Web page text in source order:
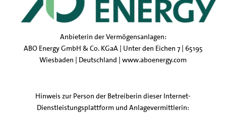
Anbieterin der Vermögensanlagen:
ABO Energy GmbH & Co. KGaA | Unter den Eichen 7 | 65195
Wiesbaden | Deutschland | www.aboenergy.com
Hinweis zur Person der Betreiberin dieser Internet-
Dienstleistungsplattform und Anlagevermittlerin: